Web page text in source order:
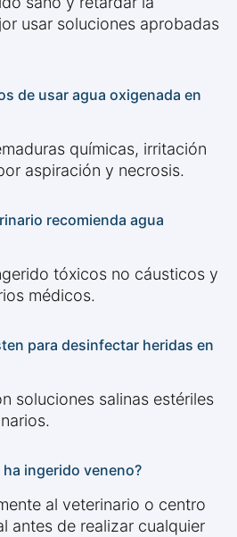
usar soluciones aprobadas
de usar agua oxigenada en
químicas, irritación
aspiración y necrosis.
recomienda agua
tóxicos no cáusticos y
médicos.
para desinfectar heridas en
soluciones salinas estériles
ingerido veneno?
al veterinario o centro
antes de realizar cualquier